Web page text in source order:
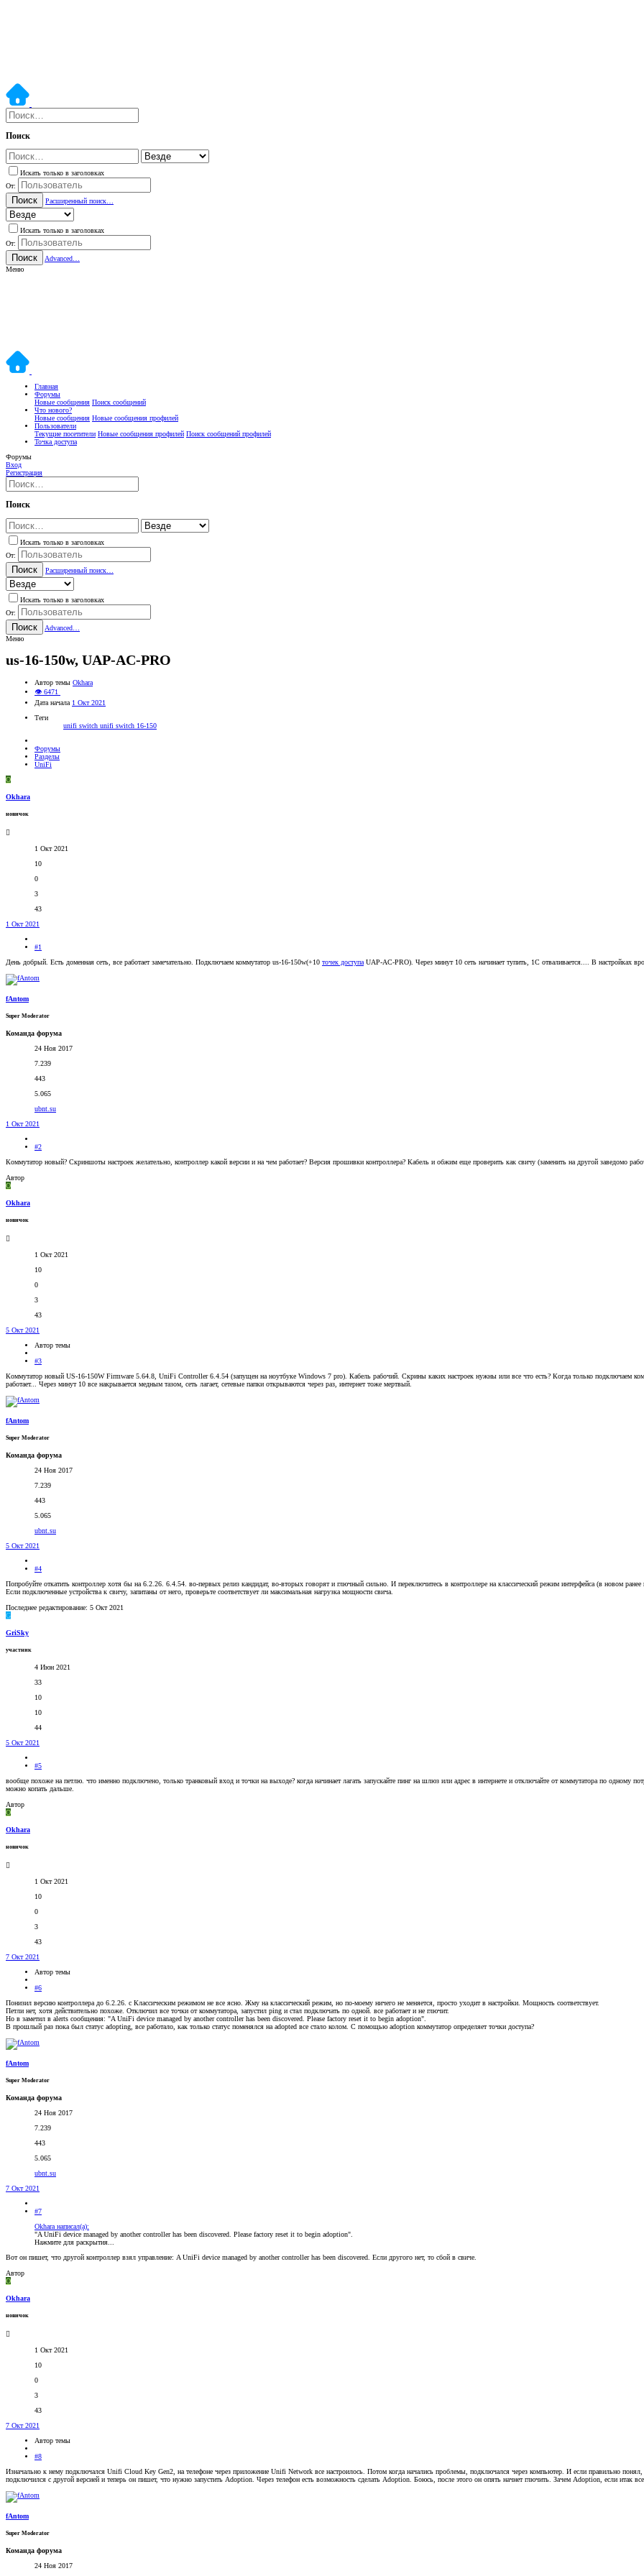
Поиск
Искать только в заголовках
От:
Поиск Расширенный поиск…
Искать только в заголовках
От:
Поиск
Advanced…
Меню
Главная
Форумы
Новые сообщения Поиск сообщений
Что нового?
Новые сообщения Новые сообщения профилей
Пользователи
Текущие посетители Новые сообщения профилей Поиск сообщений профилей
Точка доступа
Форумы
Вход
Регистрация
Поиск
Искать только в заголовках
От:
Поиск Расширенный поиск…
Искать только в заголовках
От:
Поиск
Advanced…
Меню
us-16-150w, UAP-AC-PRO
Автор темы Okhara
👁 6471
Дата начала 1 Окт 2021
Теги
unifi switch unifi switch 16-150
Форумы
Разделы
UniFi
O
Okhara
новичок
1 Окт 2021
10
0
3
43
1 Окт 2021
#1
День добрый. Есть доменная сеть, все работает замечательно. Подключаем коммутатор us-16-150w(+10 точек доступа UAP-AC-PRO). Через минут 10 сеть начинает тупить, 1С отваливается.... В настройках
fAntom
Super Moderator
Команда форума
24 Ноя 2017
7.239
443
5.065
ubnt.su
1 Окт 2021
#2
Коммутатор новый? Скриншоты настроек желательно, контроллер какой версии и на чем работает? Версия прошивки контроллера? Кабель и обжим еще проверить как свичу (заменить на другой заведомо
Автор
O
Okhara
новичок
1 Окт 2021
10
0
3
43
5 Окт 2021
Автор темы
#3
Коммутатор новый US-16-150W Firmware 5.64.8, UniFi Controller 6.4.54 (запущен на ноутбуке Windows 7 pro). Кабель рабочий. Скрины каких настроек нужны или все что есть? Когда только подключаем
работает... Через минут 10 все накрывается медным тазом, сеть лагает, сетевые папки открываются через раз, интернет тоже мертвый.
fAntom
Super Moderator
Команда форума
24 Ноя 2017
7.239
443
5.065
ubnt.su
5 Окт 2021
#4
Попробуйте откатить контроллер хотя бы на 6.2.26. 6.4.54. во-первых релиз кандидат, во-вторых говорят и глючный сильно. И переключитесь в контроллере на классический режим интерфейса (в новом ранее
Если подключенные устройства к свичу, запитаны от него, проверьте соответствует ли максимальная нагрузка мощности свича.
Последнее редактирование: 5 Окт 2021
G
GriSky
участник
4 Июн 2021
33
10
10
44
5 Окт 2021
#5
вообще похоже на петлю. что именно подключено, только транковый вход и точки на выходе? когда начинает лагать запускайте пинг на шлюз или адрес в интернете и отключайте от коммутатора по одному
можно копать дальше.
Автор
O
Okhara
новичок
1 Окт 2021
10
0
3
43
7 Окт 2021
Автор темы
#6
Понизил версию контроллера до 6.2.26. с Классическим режимом не все ясно. Жму на классический режим, но по-моему ничего не меняется, просто уходит в настройки. Мощность соответствует.
Петли нет, хотя действительно похоже. Отключил все точки от коммутатора, запустил ping и стал подключать по одной. все работает и не глючит.
Но в заметил в alerts сообщения: "A UniFi device managed by another controller has been discovered. Please factory reset it to begin adoption".
В прошлый раз пока был статус adopting, все работало, как только статус поменялся на adopted все стало колом. С помощью adoption коммутатор определяет точки доступа?
fAntom
Super Moderator
Команда форума
24 Ноя 2017
7.239
443
5.065
ubnt.su
7 Окт 2021
#7
Okhara написал(а):
"A UniFi device managed by another controller has been discovered. Please factory reset it to begin adoption".
Нажмите для раскрытия...
Вот он пишет, что другой контроллер взял управление: A UniFi device managed by another controller has been discovered. Если другого нет, то сбой в свиче.
Автор
O
Okhara
новичок
1 Окт 2021
10
0
3
43
7 Окт 2021
Автор темы
#8
Изначально к нему подключался Unifi Cloud Key Gen2, на телефоне через приложение Unifi Network все настроилось. Потом когда начались проблемы, подключался через компьютер. И если правильно
подключился с другой версией и теперь он пишет, что нужно запустить Adoption. Через телефон есть возможность сделать Adoption. Боюсь, после этого он опять начнет глючить. Зачем Adoption, если итак все
fAntom
Super Moderator
Команда форума
24 Ноя 2017